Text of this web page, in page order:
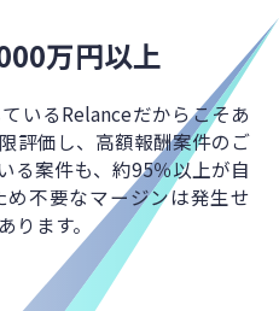
万円以上
いるRelanceだからこそあ
評価し、 高額報酬案件のご
る案件も、約95％以上が自
不要なマージンは発生せ
ります。